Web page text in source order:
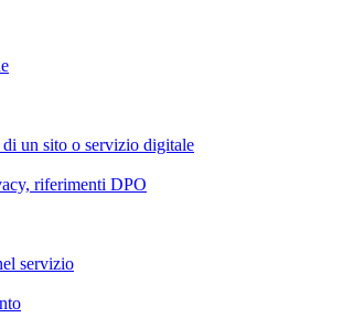
un sito o servizio digitale
riferimenti DPO
servizio